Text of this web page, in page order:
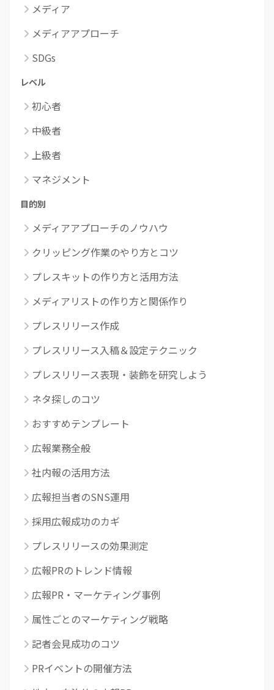
メディア
メディアアプローチ
SDGs
レベル
初心者
中級者
上級者
マネジメント
目的別
メディアアプローチのノウハウ
クリッピング作業のやり方とコツ
プレスキットの作り方と活用方法
メディアリストの作り方と関係作り
プレスリリース作成
プレスリリース入稿＆設定テクニック
プレスリリース表現・装飾を研究しよう
ネタ探しのコツ
おすすめテンプレート
広報業務全般
社内報の活用方法
広報担当者のSNS運用
採用広報成功のカギ
プレスリリースの効果測定
広報PRのトレンド情報
広報PR・マーケティング事例
属性ごとのマーケティング戦略
記者会見成功のコツ
PRイベントの開催方法